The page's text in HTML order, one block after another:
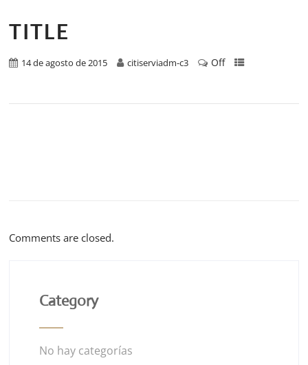
TITLE
14 de agosto de 2015 citiserviadm-c3 Off
Comments are closed.
Category
No hay categorías